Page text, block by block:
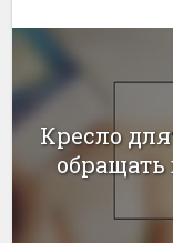
Кресло